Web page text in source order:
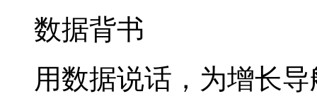
数据背书
用数据说话，为增长导